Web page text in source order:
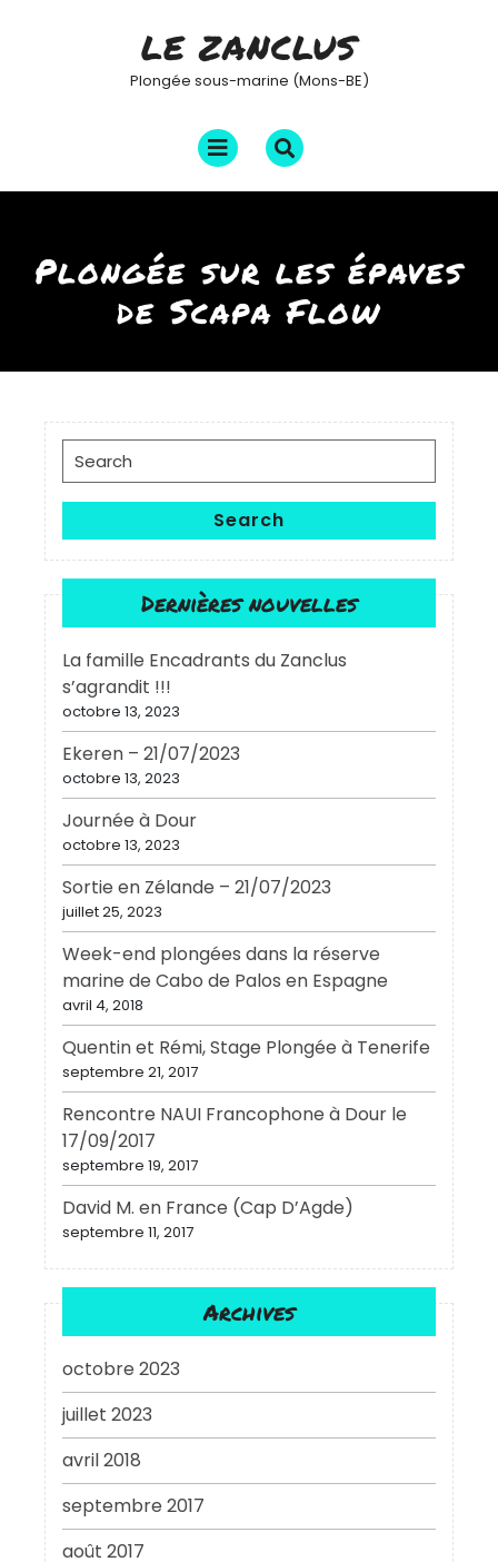
LE ZANCLUS
Plongée sous-marine (Mons-BE)
Open
Menu
Plongée sur les épaves
de Scapa Flow
Search
for:
Search
Dernières nouvelles
La famille Encadrants du Zanclus
s’agrandit !!!
octobre 13, 2023
Ekeren – 21/07/2023
octobre 13, 2023
Journée à Dour
octobre 13, 2023
Sortie en Zélande – 21/07/2023
juillet 25, 2023
Week-end plongées dans la réserve
marine de Cabo de Palos en Espagne
avril 4, 2018
Quentin et Rémi, Stage Plongée à Tenerife
septembre 21, 2017
Rencontre NAUI Francophone à Dour le
17/09/2017
septembre 19, 2017
David M. en France (Cap D’Agde)
septembre 11, 2017
Archives
octobre 2023
juillet 2023
avril 2018
septembre 2017
août 2017